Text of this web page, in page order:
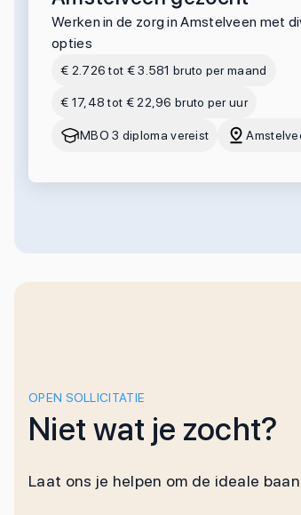
Werken in de zorg in Amstelveen met
opties
€ 2.726 tot € 3.581 bruto per maand
€ 17,48 tot € 22,96 bruto per uur
MBO 3 diploma vereist
OPEN SOLLICITATIE
Niet wat je zocht?
Laat ons je helpen om de ideale